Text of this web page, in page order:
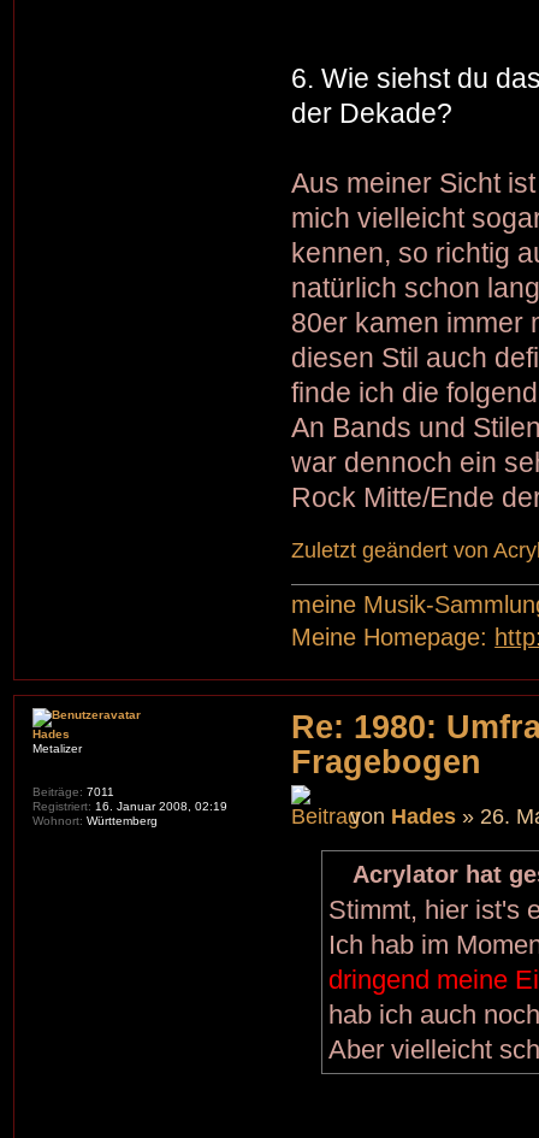
6. Wie siehst du
der Dekade?
Aus meiner Sicht
mich vielleicht
kennen, so richtig
natürlich schon
80er kamen immer
diesen Stil auch
finde ich die
An Bands und
war dennoch ein
Rock Mitte/Ende
Zuletzt geändert von
meine Musik-
Meine Homepage:
Re: 1980:
Fragebogen
von Hades » 26.
Acrylator hat
Stimmt, hier ist's
Ich hab im
dringend meine
hab ich auch
Aber vielleicht
Hades
Metalizer
Beiträge: 7011
Registriert: 16. Januar 2008, 02:19
Wohnort: Württemberg